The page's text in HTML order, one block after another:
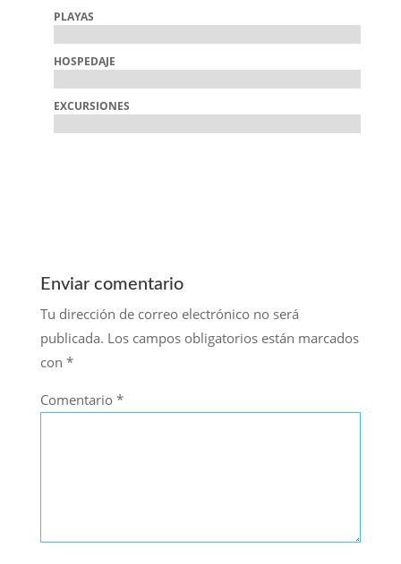
PLAYAS
HOSPEDAJE
EXCURSIONES
Enviar comentario
Tu dirección de correo electrónico no será
publicada. Los campos obligatorios están marcados
con *
Comentario *